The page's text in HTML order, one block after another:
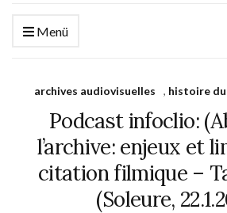
Menü
archives audiovisuelles , histoire du
Podcast infoclio:
l’archive: enjeux et
citation filmique –
(Soleure,